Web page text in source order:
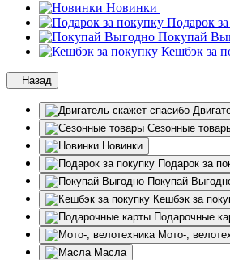
Новинки
Подарок
Покупай
Кешбэк за
Назад
Сезонные
Новинки
Подарок за
Покупай
Кешбэк за
Подарочные
Мото-,
Масла